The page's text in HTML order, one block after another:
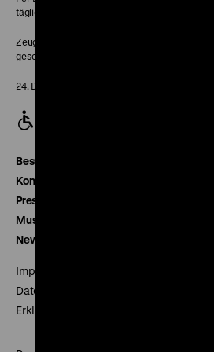
täglich 10-18 Uhr
Zeughaus:
geschlossen
24. Dezember geschlossen
Besucherservice
Kontakt
Presse
Museumsverein
Newsletter
Impressum
Datenschutz
Erklärung digitale Barrierefreiheit